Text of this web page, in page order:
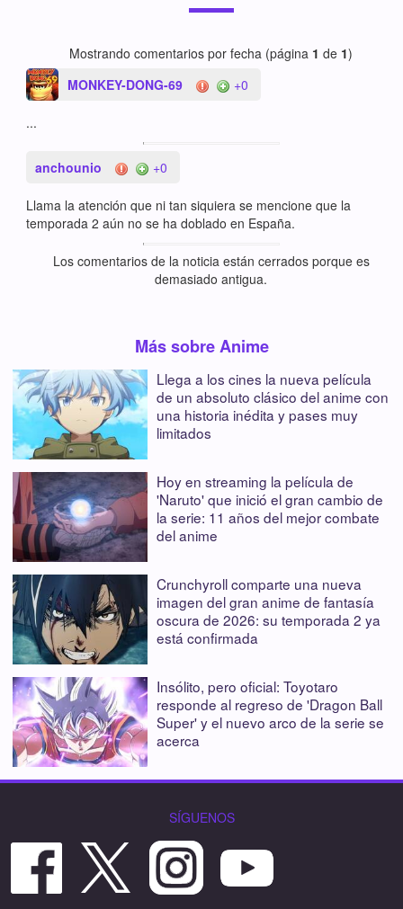
Mostrando comentarios por fecha (página 1 de 1)
MONKEY-DONG-69
+0
...
anchounio +0
Llama la atención que ni tan siquiera se mencione que la
temporada 2 aún no se ha doblado en España.
Los comentarios de la noticia están cerrados porque es
demasiado antigua.
Más sobre Anime
Llega a los cines la nueva película
de un absoluto clásico del anime con
una historia inédita y pases muy
limitados
Hoy en streaming la película de
'Naruto' que inició el gran cambio de
la serie: 11 años del mejor combate
del anime
Crunchyroll comparte una nueva
imagen del gran anime de fantasía
oscura de 2026: su temporada 2 ya
está confirmada
Insólito, pero oficial: Toyotaro
responde al regreso de 'Dragon Ball
Super' y el nuevo arco de la serie se
acerca
SÍGUENOS